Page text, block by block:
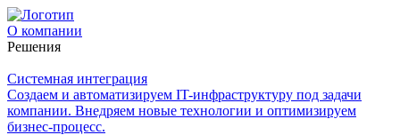
О компании
Решения
Системная интеграция
Создаем и автоматизируем IT-инфраструктуру под задачи
компании. Внедряем новые технологии и оптимизируем
бизнес-процесс.